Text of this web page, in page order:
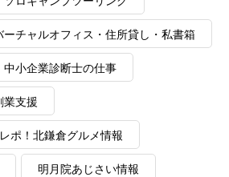
ーチャルオフィス・住所貸し・私書箱
中小企業診断士の仕事
業支援
ポ！北鎌倉グルメ情報
明月院あじさい情報